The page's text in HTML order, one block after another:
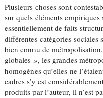
Plusieurs choses sont
sur quels éléments empiriques
essentiellement de faits
différentes catégories
bien connu de
globales », les grandes
homogènes qu’elles ne
cadres s’y est
produits par l’auteur, il n’est